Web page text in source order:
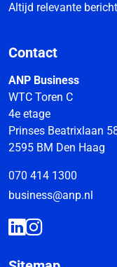
Altijd relevante
Contact
ANP Business
WTC Toren C
4e etage
Prinses Beatrixlaan
2595 BM Den Haag
070 414 1300
business@anp.nl